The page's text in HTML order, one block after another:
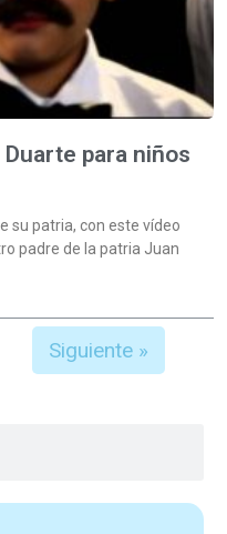
para niños
su patria, con este vídeo
padre de la patria Juan
Siguiente »